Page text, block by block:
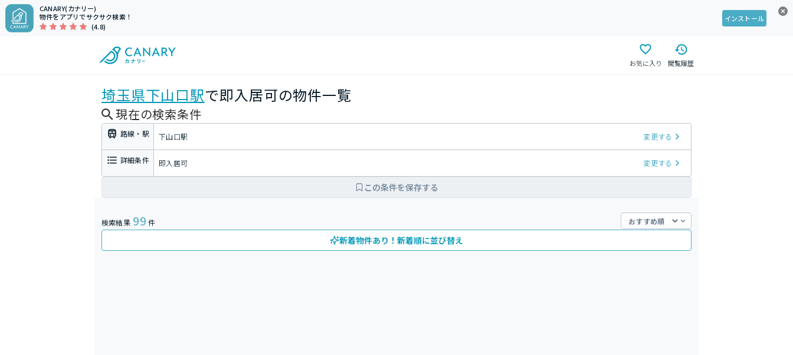
CANARY(カナリー)
物件をアプリでサクサク検索！
(4.8)
インストール
お気に入り 閲覧履歴
埼玉県下山口駅で即入居可の物件一覧
現在の検索条件
路線・駅 下山口駅 変更する
詳細条件 即入居可 変更する
この条件を保存する
検索結果 99 件
新着物件あり！新着順に並び替え